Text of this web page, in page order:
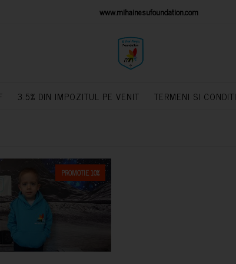
www.mihainesufoundation.com
3.5% DIN IMPOZITUL PE VENIT TERMENI SI
PROMOTIE 10%